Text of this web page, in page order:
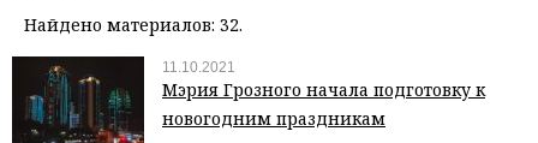
Найдено материалов: 32.
11.10.2021
Мэрия Грозного начала подготовку к
новогодним праздникам